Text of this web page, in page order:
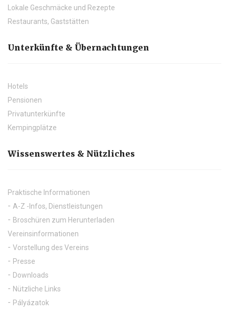
Lokale Geschmäcke und Rezepte
Restaurants, Gaststätten
Unterkünfte & Übernachtungen
Hotels
Pensionen
Privatunterkünfte
Kempingplätze
Wissenswertes & Nützliches
Praktische Informationen
A-Z -Infos, Dienstleistungen
Broschüren zum Herunterladen
Vereinsinformationen
Vorstellung des Vereins
Presse
Downloads
Nützliche Links
Pályázatok